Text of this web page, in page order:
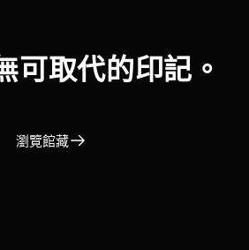
可取代的印記。
瀏覽館藏